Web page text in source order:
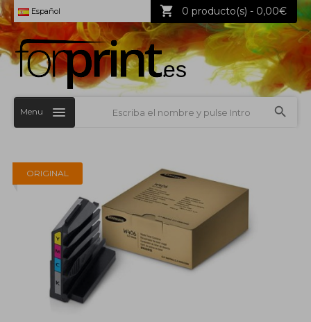
Español 0 producto(s) - 0,00€
Menu
ORIGINAL